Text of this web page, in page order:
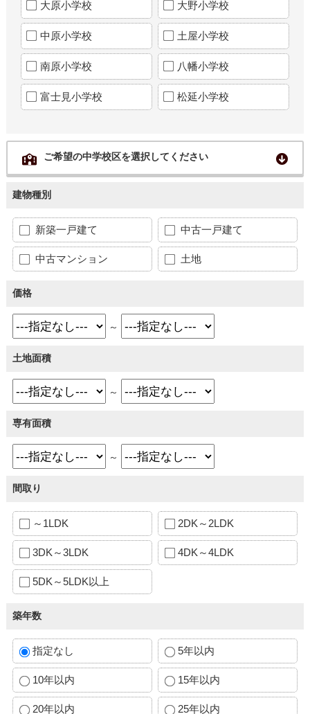
大原小学校 大野小学校
中原小学校 土屋小学校
南原小学校 八幡小学校
富士見小学校 松延小学校
ご希望の中学校区を選択してください
建物種別
新築一戸建て 中古一戸建て
中古マンション 土地
価格
～
土地面積
～
専有面積
～
間取り
～1LDK 2DK～2LDK
3DK～3LDK 4DK～4LDK
5DK～5LDK以上
築年数
指定なし 5年以内
10年以内 15年以内
20年以内 25年以内